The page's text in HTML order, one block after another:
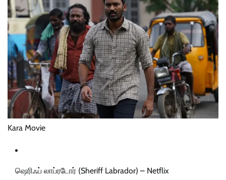
Kara Movie
ஷெரிஃப் லாப்ரடோர் (Sheriff Labrador) – Netflix